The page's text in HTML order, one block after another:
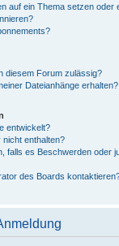
auf ein Thema setzen oder
diesem Forum zulässig?
Dateianhänge erhalten?
entwickelt?
enthalten?
falls es Beschwerden oder
des Boards